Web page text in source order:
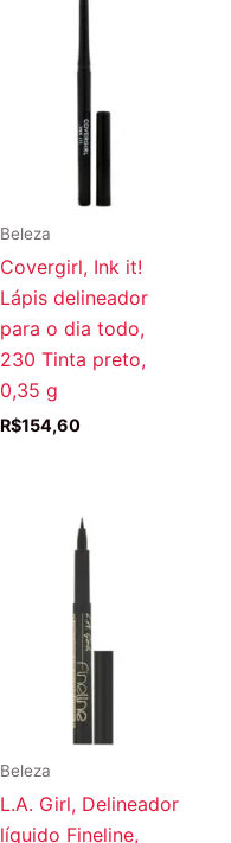
Beleza
Covergirl, Ink it!
Lápis delineador
para o dia todo,
230 Tinta preto,
0,35 g
R$154,60
Beleza
L.A. Girl, Delineador
líquido Fineline,